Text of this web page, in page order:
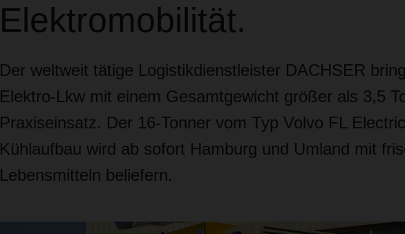
Elektromobilität.
Der weltweit tätige Logistikdienstleister DACHSER
Elektro-Lkw mit einem Gesamtgewicht größer als 3,5
Praxiseinsatz. Der 16-Tonner vom Typ Volvo FL
Kühlaufbau wird ab sofort Hamburg und Umland mit
Lebensmitteln beliefern.